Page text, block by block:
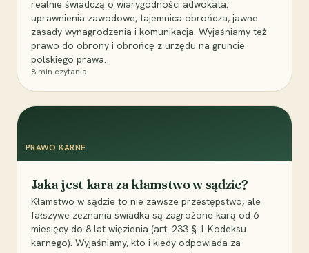
realnie świadczą o wiarygodności adwokata:
uprawnienia zawodowe, tajemnica obrończa, jawne
zasady wynagrodzenia i komunikacja. Wyjaśniamy też
prawo do obrony i obrońcę z urzędu na gruncie
polskiego prawa.
8 min czytania
PRAWO KARNE
Jaka jest kara za kłamstwo w sądzie?
Kłamstwo w sądzie to nie zawsze przestępstwo, ale
fałszywe zeznania świadka są zagrożone karą od 6
miesięcy do 8 lat więzienia (art. 233 § 1 Kodeksu
karnego). Wyjaśniamy, kto i kiedy odpowiada za